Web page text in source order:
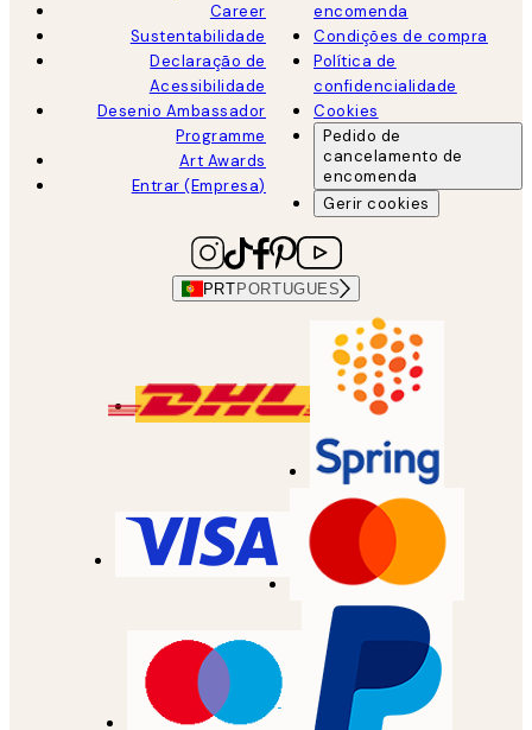
Career
Sustentabilidade
Declaração de
Acessibilidade
Desenio Ambassador
Programme
Art Awards
Entrar (Empresa)
encomenda
Condições de compra
Política de
confidencialidade
Cookies
Pedido de
cancelamento de
encomenda
Gerir cookies
PRT PORTUGUES